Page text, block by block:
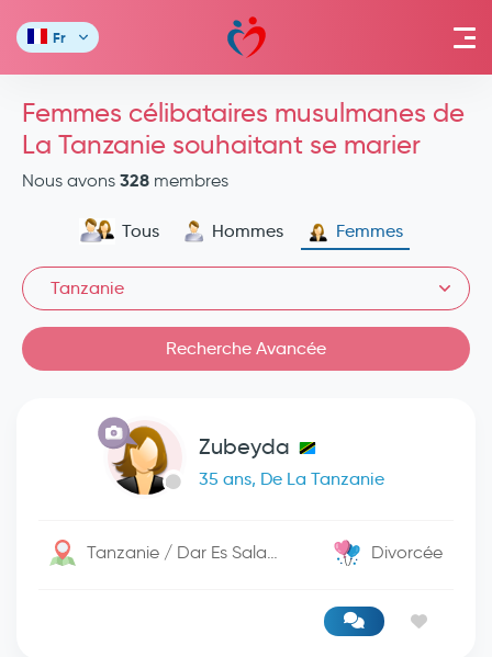
Fr
Femmes célibataires musulmanes de
La Tanzanie souhaitant se marier
Nous avons 328 membres
Tous Hommes Femmes
Tanzanie
Recherche Avancée
Zubeyda
35 ans, De La Tanzanie
Tanzanie / Dar Es Salaam Divorcée